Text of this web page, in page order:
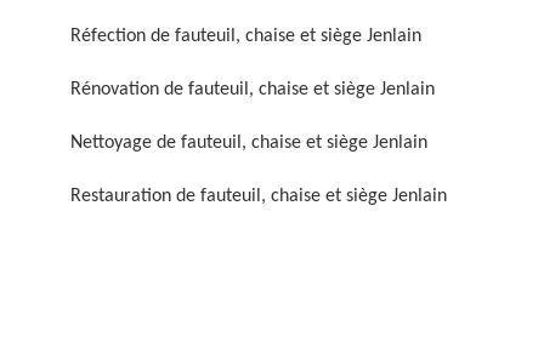
Rénovation de fauteuil,
chaise et siège 59
Nettoyage de fauteuil,
chaise et siège 59
Réfection de fauteuil, chaise et siège Jenlain
Rénovation de fauteuil, chaise et siège Jenlain
Nettoyage de fauteuil, chaise et siège Jenlain
Restauration de fauteuil, chaise et siège Jenlain